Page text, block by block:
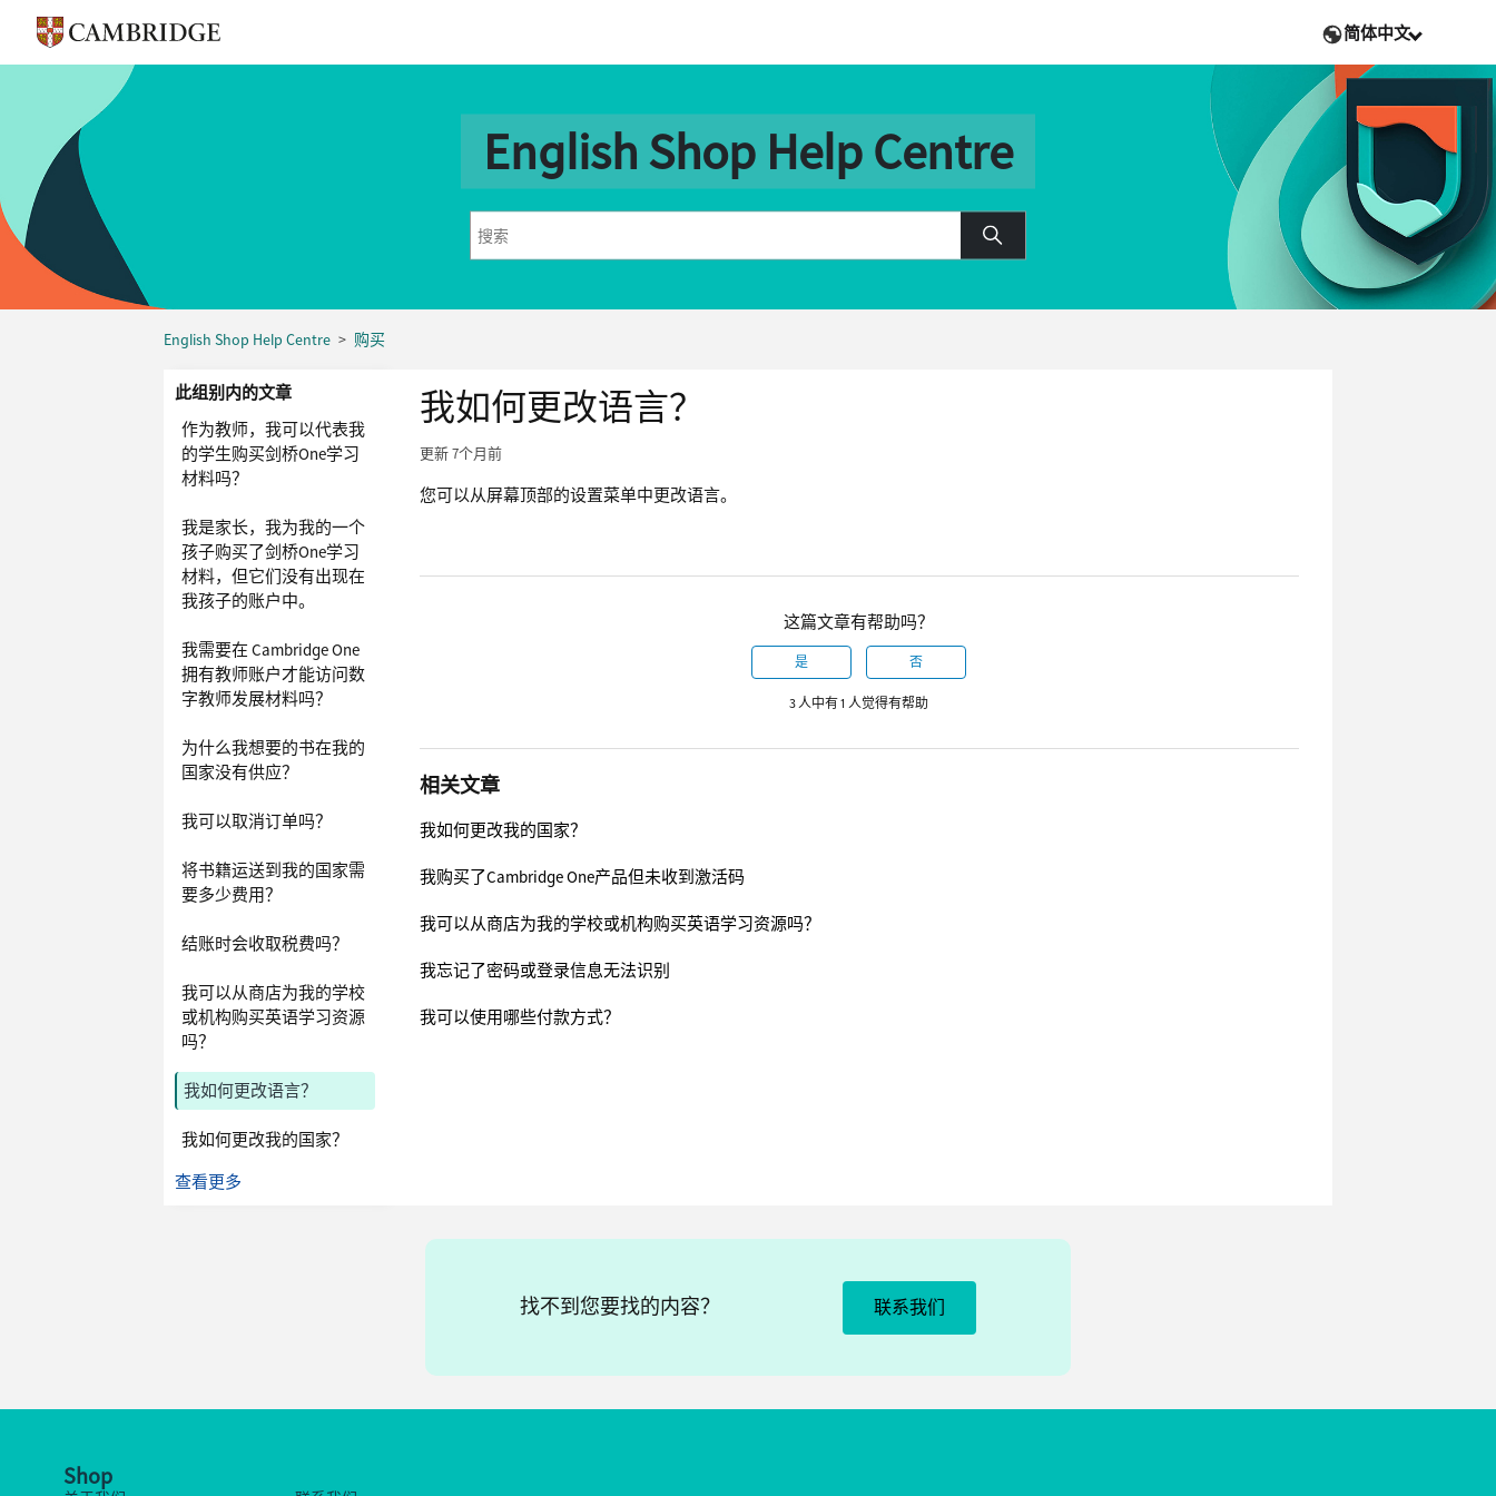
简体中文
English Shop Help Centre
English Shop Help Centre 购买
此组别内的文章
作为教师，我可以代表我
的学生购买剑桥One学习
材料吗？
我是家长，我为我的一个
孩子购买了剑桥One学习
材料，但它们没有出现在
我孩子的账户中。
我需要在 Cambridge One
拥有教师账户才能访问数
字教师发展材料吗？
为什么我想要的书在我的
国家没有供应？
我可以取消订单吗？
将书籍运送到我的国家需
要多少费用？
结账时会收取税费吗？
我可以从商店为我的学校
或机构购买英语学习资源
吗？
我如何更改语言？
我如何更改我的国家？
查看更多
我如何更改语言？
更新 7个月前
您可以从屏幕顶部的设置菜单中更改语言。
这篇文章有帮助吗？
是 否
3 人中有 1 人觉得有帮助
相关文章
我如何更改我的国家？
我购买了Cambridge One产品但未收到激活码
我可以从商店为我的学校或机构购买英语学习资源吗？
我忘记了密码或登录信息无法识别
我可以使用哪些付款方式？
找不到您要找的内容？ 联系我们
Shop